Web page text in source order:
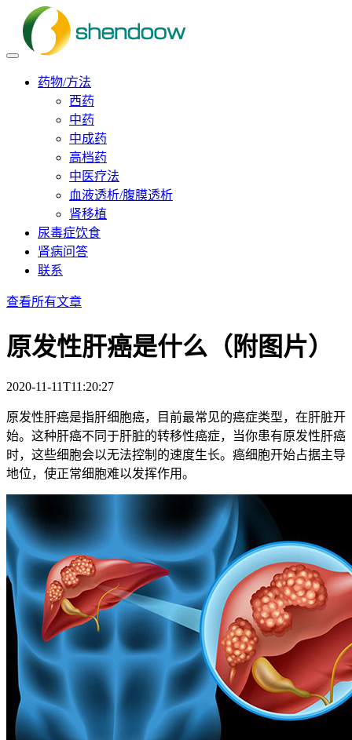
药物/方法
西药
中药
中成药
高档药
中医疗法
血液透析/腹膜透析
肾移植
尿毒症饮食
肾病问答
联系
查看所有文章
原发性肝癌是什么（附图片）
2020-11-11T11:20:27
原发性肝癌是指肝细胞癌，目前最常见的癌症类型，在肝脏开
始。这种肝癌不同于肝脏的转移性癌症，当你患有原发性肝癌
时，这些细胞会以无法控制的速度生长。癌细胞开始占据主导
地位，使正常细胞难以发挥作用。